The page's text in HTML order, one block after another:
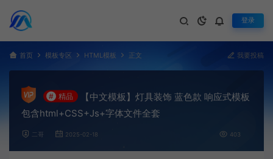
登录
首页 模板专区 HTML模板 正文 我要投稿
# 精品
【中文模板】灯具装饰 蓝色款 响应式模板
包含html+CSS+Js+字体文件全套
二哥 2025-02-18 403